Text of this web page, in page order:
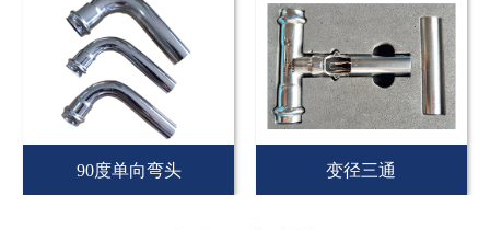
90度单向弯头 变径三通